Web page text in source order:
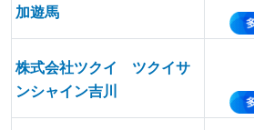
加遊馬
株式会社ツクイ ツクイサ
ンシャイン吉川